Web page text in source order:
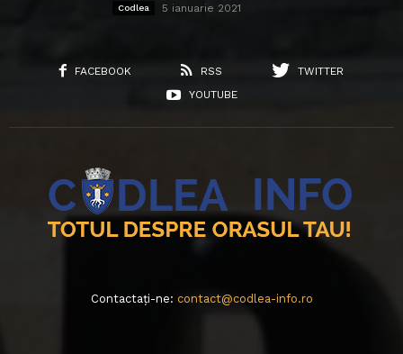
Codlea 5 ianuarie 2021
FACEBOOK RSS
TWITTER
YOUTUBE
Contactați-ne: contact@codlea-info.ro